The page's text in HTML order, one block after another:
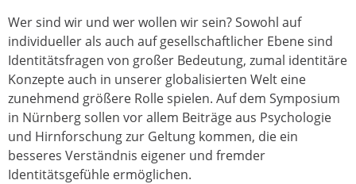
Wer sind wir und wer wollen wir sein? Sowohl auf
individueller als auch auf gesellschaftlicher Ebene sind
Identitätsfragen von großer Bedeutung, zumal identitäre
Konzepte auch in unserer globalisierten Welt eine
zunehmend größere Rolle spielen. Auf dem Symposium
in Nürnberg sollen vor allem Beiträge aus Psychologie
und Hirnforschung zur Geltung kommen, die ein
besseres Verständnis eigener und fremder
Identitätsgefühle ermöglichen.